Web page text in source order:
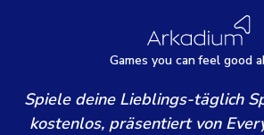
Games you canfeel good
Spiele deine Lieblings-täglich
kostenlos, präsentiert von